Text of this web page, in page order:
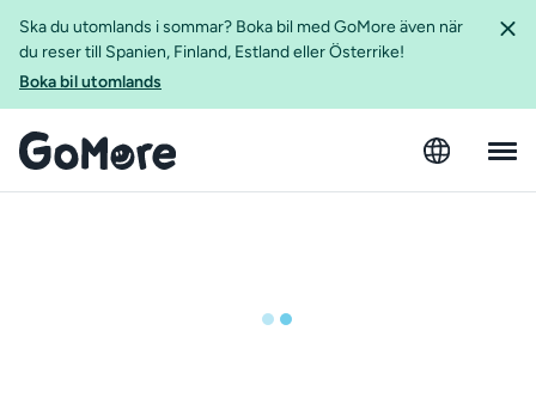
Ska du utomlands i sommar? Boka bil med GoMore även när
du reser till Spanien, Finland, Estland eller Österrike!
Boka bil utomlands